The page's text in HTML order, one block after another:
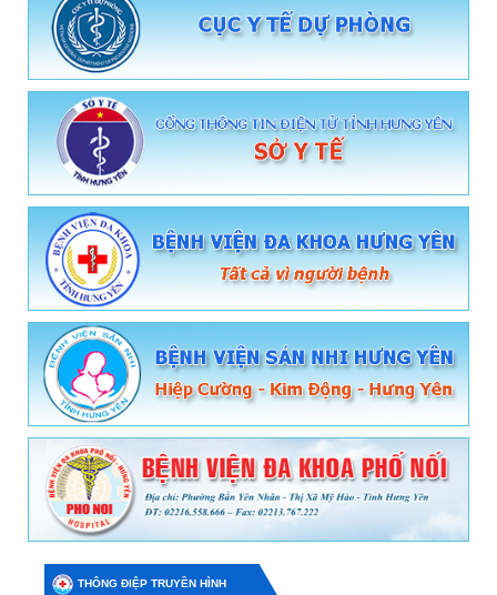
THÔNG ĐIỆP TRUYỀN HÌNH